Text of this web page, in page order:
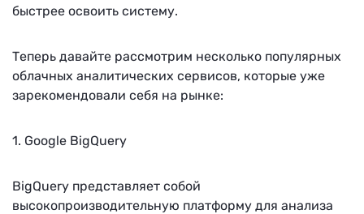
быстрее освоить систему.
Теперь давайте рассмотрим несколько популярных
облачных аналитических сервисов, которые уже
зарекомендовали себя на рынке:
1. Google BigQuery
BigQuery представляет собой
высокопроизводительную платформу для анализа